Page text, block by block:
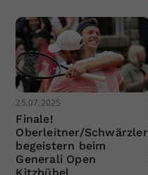
25.07.2025
Finale!
Oberleitner/Schwärzler
begeistern beim
Generali Open